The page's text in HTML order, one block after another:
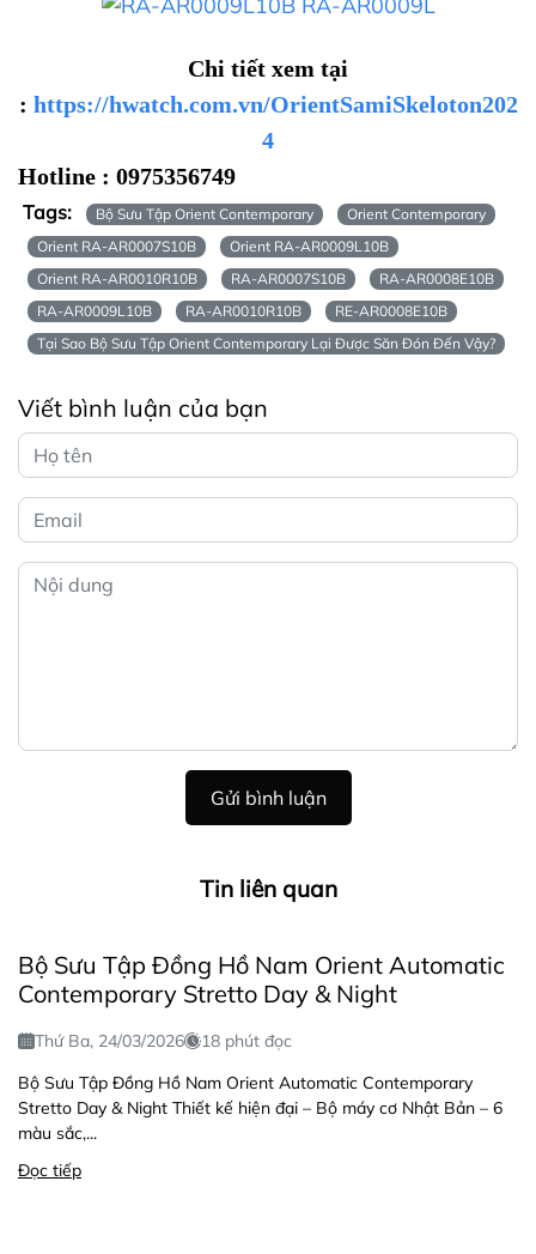
Chi tiết xem tại
: https://hwatch.com.vn/OrientSamiSkeloton202
4
Hotline : 0975356749
Tags: Bộ Sưu Tập Orient Contemporary
Orient Contemporary
Orient RA-AR0007S10B
Orient RA-AR0009L10B
Orient RA-AR0010R10B
RA-AR0007S10B
RA-AR0008E10B
RA-AR0009L10B
RA-AR0010R10B
RE-AR0008E10B
Tại Sao Bộ Sưu Tập Orient Contemporary Lại Được Săn Đón Đến Vậy?
Viết bình luận của bạn
Gửi bình luận
Tin liên quan
Bộ Sưu Tập Đồng Hồ Nam Orient Automatic
Contemporary Stretto Day & Night
Thứ Ba, 24/03/2026
18 phút đọc
Bộ Sưu Tập Đồng Hồ Nam Orient Automatic Contemporary
Stretto Day & Night Thiết kế hiện đại – Bộ máy cơ Nhật Bản – 6
màu sắc,...
Đọc tiếp